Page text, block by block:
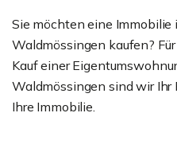
Sie möchten eine Immobilie
Waldmössingen kaufen?
Kauf einer
Waldmössingen sind wir Ihr
Ihre Immobilie.